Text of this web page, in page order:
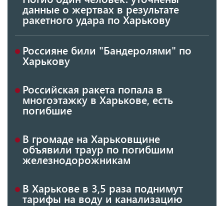
данные о жертвах в результате
ракетного удара по Харькову
Россияне били "Бандеролями" по
Харькову
Российская ракета попала в
многоэтажку в Харькове, есть
погибшие
В громаде на Харьковщине
объявили траур по погибшим
железнодорожникам
В Харькове в 3,5 раза поднимут
тарифы на воду и канализацию